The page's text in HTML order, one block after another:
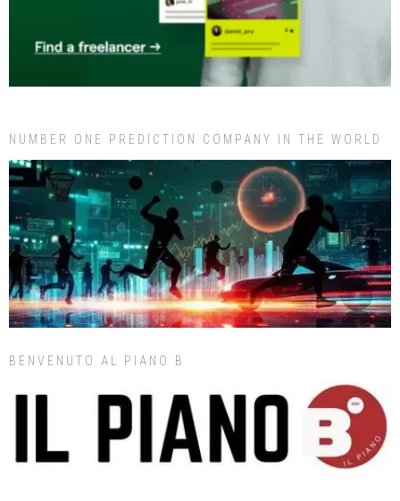
NUMBER ONE PREDICTION COMPANY IN THE WORLD
BENVENUTO AL PIANO B